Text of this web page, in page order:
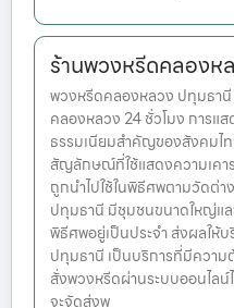
ร้านพวงหรีดคลองห
พวงหรีดคลองหลวง ปทุมธา
คลองหลวง 24 ชั่วโมง การแ
ธรรมเนียมสำคัญของสังคมไ
สัญลักษณ์ที่ใช้แสดงความเคา
ถูกนำไปใช้ในพิธีศพตามวัดต่
ปทุมธานี มีชุมชนขนาดใหญ่แ
พิธีศพอยู่เป็นประจำ ส่งผลให้
ปทุมธานี เป็นบริการที่มีควา
สั่งพวงหรีดผ่านระบบออนไลน์
จะจัดส่งพ